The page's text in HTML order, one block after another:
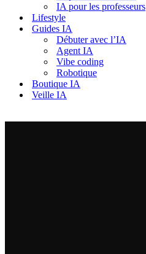
IA pour les professeurs
Lifestyle
Guides IA
Débuter avec l’IA
Agent IA
Vibe coding
Robotique
Boutique IA
Veille IA